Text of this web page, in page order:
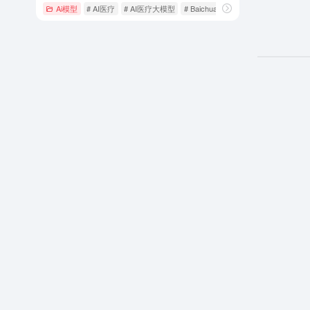
Ai模型 # AI医疗 # AI医疗大模型 # Baichuan-M2